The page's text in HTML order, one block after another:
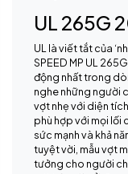
UL 265G
UL là viết tắt của
SPEED MP UL
động nhất trong
nghe những người
vợt nhẹ với diện
phù hợp với mọi lối
sức mạnh và khả
tuyệt vời, mẫu vợt
tưởng cho người